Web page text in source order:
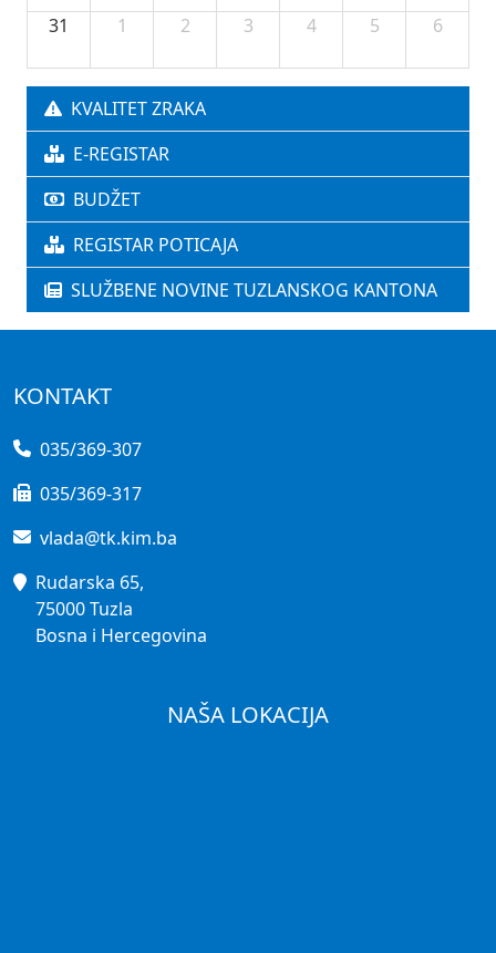
31 1 2 3 4 5 6
KVALITET ZRAKA
E-REGISTAR
BUDŽET
REGISTAR POTICAJA
SLUŽBENE NOVINE TUZLANSKOG KANTONA
KONTAKT
035/369-307
035/369-317
vlada@tk.kim.ba
Rudarska 65,
75000 Tuzla
Bosna i Hercegovina
NAŠA LOKACIJA